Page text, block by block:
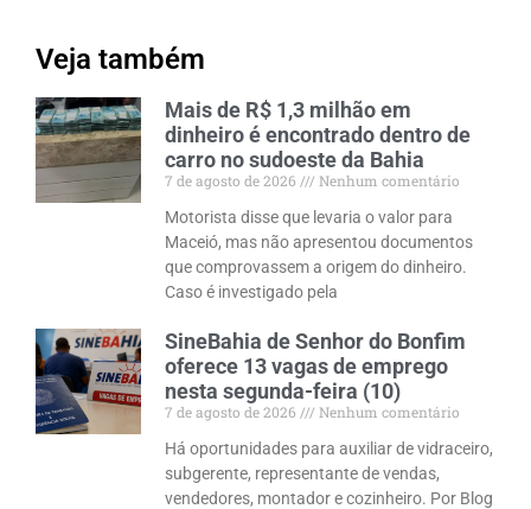
Veja também
Mais de R$ 1,3 milhão em
dinheiro é encontrado dentro de
carro no sudoeste da Bahia
7 de agosto de 2026
Nenhum comentário
Motorista disse que levaria o valor para
Maceió, mas não apresentou documentos
que comprovassem a origem do dinheiro.
Caso é investigado pela
SineBahia de Senhor do Bonfim
oferece 13 vagas de emprego
nesta segunda-feira (10)
7 de agosto de 2026
Nenhum comentário
Há oportunidades para auxiliar de vidraceiro,
subgerente, representante de vendas,
vendedores, montador e cozinheiro. Por Blog